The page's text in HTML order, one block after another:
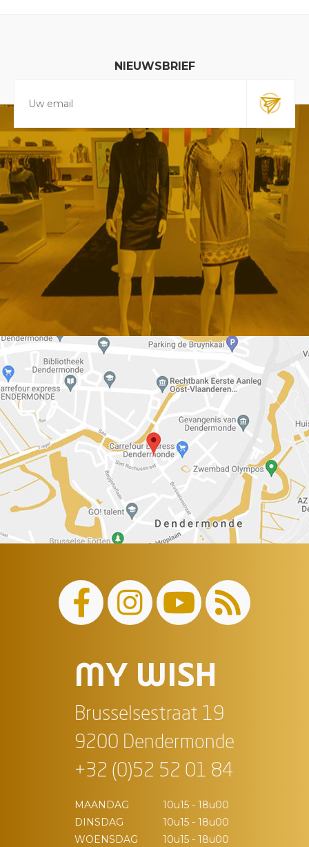
NIEUWSBRIEF
MY WISH
Brusselsestraat 19
9200 Dendermonde
+32 (0)52 52 01 84
MAANDAG
10u15 - 18u00
DINSDAG
10u15 - 18u00
WOENSDAG
10u15 - 18u00